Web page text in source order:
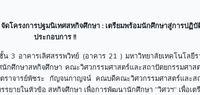
จัดโครงการปฐมนิเทศสหกิจศึกษา : เตรียมพร้อมนักศึกษาสู่การปฏิ
ประกอบการ !!
อาคารเลิศสรรพวิทย์ (อาคาร 21 ) มหาวิทยาลัยเทคโนโลยี
กศึกษาสหกิจศึกษา คณะวิศวกรรมศาสตร์และสถาปัตยกรรมศาส
จารย์พัชระ กัญจนกาญจน์ คณบดีคณะวิศวกรรมศาสตร์และส
ยายในหัวข้อ สหกิจศึกษา เพื่อการพัฒนานักศึกษา “วิศวฯ” เพื่อเ